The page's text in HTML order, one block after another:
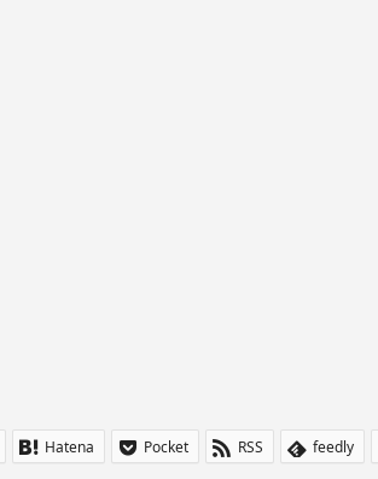
Hatena Pocket RSS feedly